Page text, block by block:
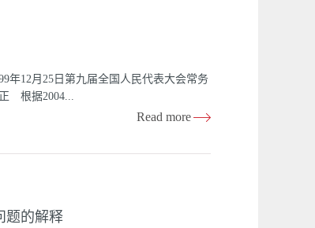
四节 勘验、检查第五节 搜 查第六
缉第十节 侦查终结第十一节 人民
组织第二章 第一审程序第一节 公诉
章 当事人和解的公诉案件诉讼程序
年12月25日第九届全国人民代表大会常务
根据2004...
立第二节 组织机构第三节 一人有
Read more
题的解释